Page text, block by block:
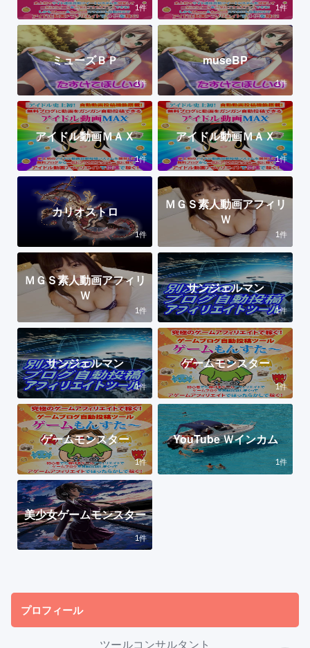
1件 1件
ミューズＢＰ
1件
museBP
1件
アイドル動画ＭＡＸ
1件
アイドル動画ＭＡＸ
1件
カリオストロ
1件
ＭＧＳ素人動画アフィリ
Ｗ
1件
ＭＧＳ素人動画アフィリ
Ｗ
1件
サンジェルマン
1件
サンジェルマン
1件
ゲームモンスター
1件
ゲームモンスター
1件
YouTube Ｗインカム
1件
美少女ゲームモンスター
1件
プロフィール
ツールコンサルタント